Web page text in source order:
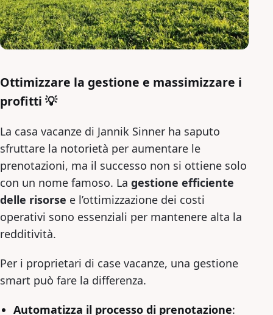
Ottimizzare la gestione e massimizzare i
profitti 💡
La casa vacanze di Jannik Sinner ha saputo
sfruttare la notorietà per aumentare le
prenotazioni, ma il successo non si ottiene solo
con un nome famoso. La gestione efficiente
delle risorse e l’ottimizzazione dei costi
operativi sono essenziali per mantenere alta la
redditività.
Per i proprietari di case vacanze, una gestione
smart può fare la differenza.
Automatizza il processo di prenotazione: